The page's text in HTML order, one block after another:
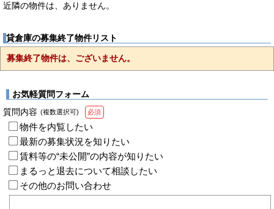
近隣の物件は、ありません。
貸倉庫の募集終了物件リスト
募集終了物件は、ございません。
お気軽質問フォーム
質問内容 (複数選択可) 必須
物件を内覧したい
最新の募集状況を知りたい
賃料等の“未公開”の内容が知りたい
まるっと退去について相談したい
その他のお問い合わせ